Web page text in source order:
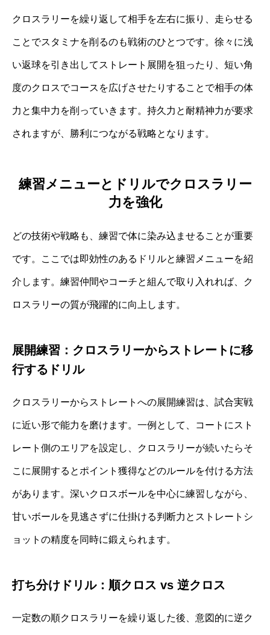
クロスラリーを繰り返して相手を左右に振り、走らせる
ことでスタミナを削るのも戦術のひとつです。徐々に浅
い返球を引き出してストレート展開を狙ったり、短い角
度のクロスでコースを広げさせたりすることで相手の体
力と集中力を削っていきます。持久力と耐精神力が要求
されますが、勝利につながる戦略となります。
練習メニューとドリルでクロスラリー
力を強化
どの技術や戦略も、練習で体に染み込ませることが重要
です。ここでは即効性のあるドリルと練習メニューを紹
介します。練習仲間やコーチと組んで取り入れれば、ク
ロスラリーの質が飛躍的に向上します。
展開練習：クロスラリーからストレートに移
行するドリル
クロスラリーからストレートへの展開練習は、試合実戦
に近い形で能力を磨けます。一例として、コートにスト
レート側のエリアを設定し、クロスラリーが続いたらそ
こに展開するとポイント獲得などのルールを付ける方法
があります。深いクロスボールを中心に練習しながら、
甘いボールを見逃さずに仕掛ける判断力とストレートシ
ョットの精度を同時に鍛えられます。
打ち分けドリル：順クロス vs 逆クロス
一定数の順クロスラリーを繰り返した後、意図的に逆ク